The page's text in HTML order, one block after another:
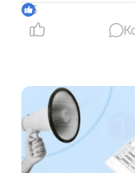
ДПС, після
та чи потрібно
5